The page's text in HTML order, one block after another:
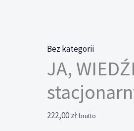
Bez kategorii
JA,
222,00złbrutto